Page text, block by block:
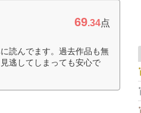
69.34点
読んでます。過去作品も無
逃してしまっても安心で